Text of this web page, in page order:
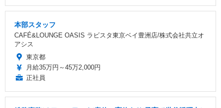
本部スタッフ
CAFÉ&LOUNGE OASIS ラビスタ東京ベイ豊洲店/株式会社共立オ
アシス
東京都
月給35万円～45万2,000円
正社員